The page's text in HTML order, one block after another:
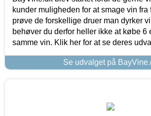
kunder muligheden for at smage vin fra
prøve de forskellige druer man dyrker
behøver du derfor heller ikke at købe 6
samme vin. Klik her for at se deres
Se udvalget på